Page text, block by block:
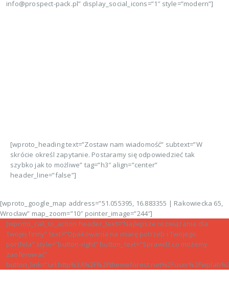
info@prospect-pack.pl” display_social_icons=”1″ style=”modern”]
[wproto_heading text=”Zostaw nam wiadomość” subtext=”W
skrócie określ zapytanie. Postaramy się odpowiedzieć tak
szybko jak to możliwe” tag=”h3″ align=”center”
header_line=”false”]
[wproto_google_map address=”51.055395, 16.883355 | Rakowiecka 65,
Wrocław” map_zoom=”10″ pointer_image=”244″]
[wproto_call_to_action header_text=”Najlepsze rozwiązania dla
Twojej firmy” text=”Opakowania na miarę potrzeb i Twojego
portfela” style=”button-right” button_text=”Sprawdź co możemy
zaoferować”